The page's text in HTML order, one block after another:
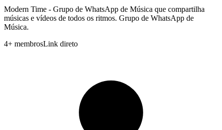
Modern Time - Grupo de WhatsApp de Música que compartilha
músicas e vídeos de todos os ritmos. Grupo de WhatsApp de
Música.
4+ membrosLink direto